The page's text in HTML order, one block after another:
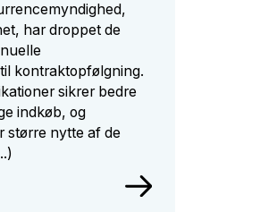
har droppet de
kontraktopfølgning.
sikrer bedre
indkøb, og
større nytte af de